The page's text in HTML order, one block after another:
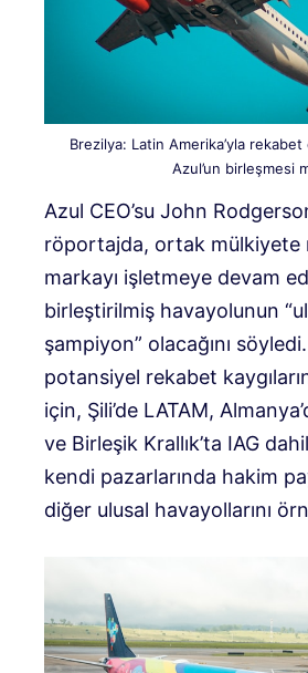
Brezilya: Latin Amerika’yla
Azul’un birleşmesi
Azul CEO’su John
röportajda, ortak mülkiyete
markayı işletmeye devam
birleştirilmiş havayolunun
şampiyon” olacağını
potansiyel rekabet
için, Şili’de LATAM,
ve Birleşik Krallık’ta IAG
kendi pazarlarında hakim
diğer ulusal havayollarını